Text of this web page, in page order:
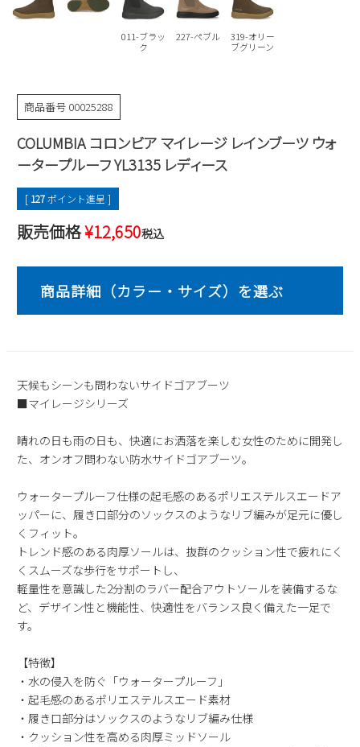
moz
puma
Parade
EDWIN
new balance
new balance
トートバッグ
財布
会員サービス
お問い合わせ
メルマガ購買
営業日カレンダー
日 月 火 水 木 金
土
2
3 4 5 6 7
8
23
24 25 26 27
30
31
2026 年9月
日 月 火 水 木
7 8 9 10 11
12
13
20
21 22 24 25
26
27
28 29 30
新規会員登録
会社概要
011-ブラッ
ク
227-ぺブル
319-オリー
ブグリーン
商品番号 00025288
COLUMBIA コロンビア マイレージ レインブーツ ウォ
ータープルーフ YL3135 レディース
[ 127ポイント進呈 ]
販売価格¥12,650税込
天候もシーンも問わないサイドゴアブーツ
■マイレージシリーズ
晴れの日も雨の日も、快適にお洒落を楽しむ女性のために開発し
た、オンオフ問わない防水サイドゴアブーツ。
ウォータープルーフ仕様の起毛感のあるポリエステルスエードア
ッパーに、履き口部分のソックスのようなリブ編みが足元に優し
くフィット。
トレンド感のある肉厚ソールは、抜群のクッション性で疲れにく
くスムーズな歩行をサポートし、
軽量性を意識した2分割のラバー配合アウトソールを装備するな
ど、デザイン性と機能性、快適性をバランス良く備えた一足で
す。
【特徴】
・水の侵入を防ぐ「ウォータープルーフ」
・起毛感のあるポリエステルスエード素材
・履き口部分はソックスのようなリブ編み仕様
・クッション性を高める肉厚ミッドソール